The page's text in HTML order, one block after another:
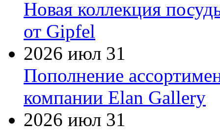
Новая коллекция
от Gipfel
2026 июл 31
Пополнение
компании Elan Gallery
2026 июл 31